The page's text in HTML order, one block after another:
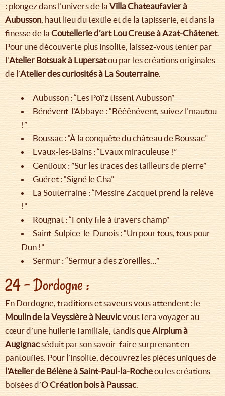
: plongez dans l’univers de la Villa Chateaufavier à
Aubusson, haut lieu du textile et de la tapisserie, et dans la
finesse de la Coutellerie d’art Lou Creuse à Azat-Châtenet.
Pour une découverte plus insolite, laissez-vous tenter par
l’Atelier Botsuak à Lupersatou par les créations originales
de l’Atelier des curiosités à La Souterraine
Aubusson : “Les Poï'z tissent Aubusson”
Bénévent-l’Abbaye : “Bêêênévent, suivez l’mautou
!”
Boussac : “À la conquête du château de Boussac”
Evaux-les-Bains : “Evaux miraculeuse !”
Gentioux : ”Sur les traces des tailleurs de pierre”
Guéret : “Signé le Cha”
La Souterraine : “Messire Zacquet prend la relève
!”
Rougnat : “Fonty file à travers champ”
Saint-Sulpice-le-Dunois : “Un pour tous, tous pour
Dun !”
Sermur : “Sermur a des z’oreilles…”
24 – Dordogne :
En Dordogne, traditions et saveurs vous attendent : le
Moulin de la Veyssière à Neuvicvous fera voyager au
cœur d’une huilerie familiale, tandis queAirplum à
Augignacséduit par son savoir-faire surprenant en
pantoufles. Pour l’insolite, découvrez les pièces uniques de
l’Atelier de Bélène à Saint-Paul-la-Rocheou les créations
boisées d’O Création bois à Paussac.